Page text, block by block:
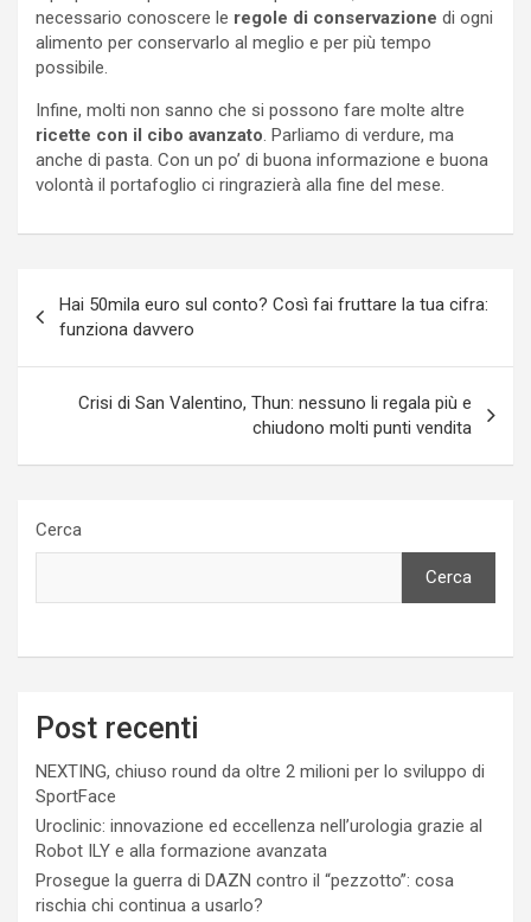
necessario conoscere le regole di conservazione di ogni
alimento per conservarlo al meglio e per più tempo
possibile.
Infine, molti non sanno che si possono fare molte altre
ricette con il cibo avanzato. Parliamo di verdure, ma
anche di pasta. Con un po’ di buona informazione e buona
volontà il portafoglio ci ringrazierà alla fine del mese.
articoli
Hai 50mila euro sul conto? Così fai fruttare la tua cifra:
funziona davvero
Crisi di San Valentino, Thun: nessuno li regala più e
chiudono molti punti vendita
Cerca
Cerca
Post recenti
NEXTING, chiuso round da oltre 2 milioni per lo sviluppo di
SportFace
Uroclinic: innovazione ed eccellenza nell’urologia grazie al
Robot ILY e alla formazione avanzata
Prosegue la guerra di DAZN contro il “pezzotto”: cosa
rischia chi continua a usarlo?